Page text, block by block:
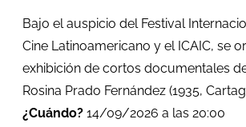
Bajo el auspicio del Festival
Cine Latinoamericano y el ICAIC, se
exhibición de cortos documentales
Rosina Prado Fernández (1935,
¿Cuándo? 14/09/2026 a las 20:00